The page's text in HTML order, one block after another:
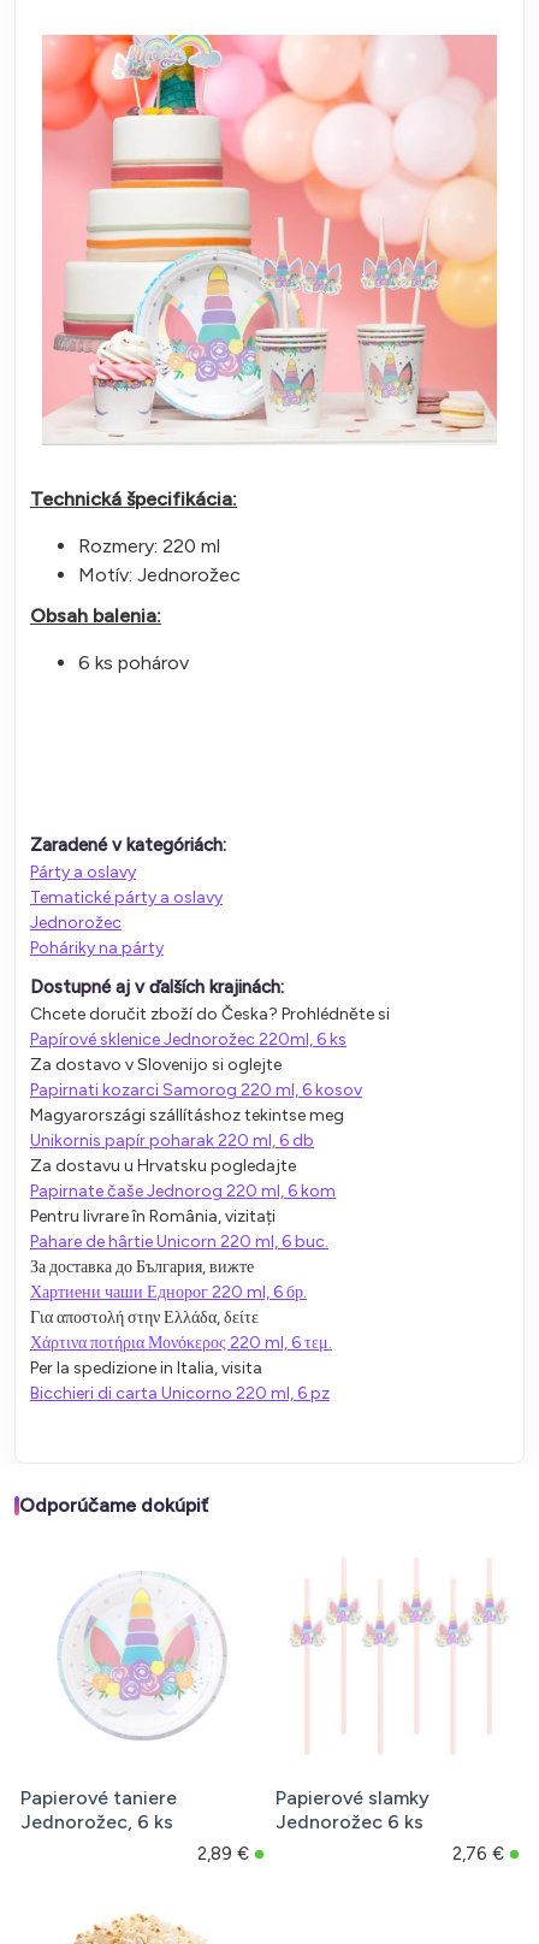
Technická špecifikácia:
Rozmery: 220 ml
Motív: Jednorožec
Obsah balenia:
6 ks pohárov
Zaradené v kategóriách:
Párty a oslavy
Tematické párty a oslavy
Jednorožec
Poháriky na párty
Dostupné aj v ďalších krajinách:
Chcete doručit zboží do Česka? Prohlédněte si
Papírové sklenice Jednorožec 220ml, 6 ks
Za dostavo v Slovenijo si oglejte
Papirnati kozarci Samorog 220 ml, 6 kosov
Magyarországi szállításhoz tekintse meg
Unikornis papír poharak 220 ml, 6 db
Za dostavu u Hrvatsku pogledajte
Papirnate čaše Jednorog 220 ml, 6 kom
Pentru livrare în România, vizitați
Pahare de hârtie Unicorn 220 ml, 6 buc.
За доставка до България, вижте
Хартиени чаши Еднорог 220 ml, 6 бр.
Για αποστολή στην Ελλάδα, δείτε
Χάρτινα ποτήρια Μονόκερος 220 ml, 6 τεμ.
Per la spedizione in Italia, visita
Bicchieri di carta Unicorno 220 ml, 6 pz
Odporúčame dokúpiť
Papierové taniere
Jednorožec, 6 ks
2,89 €
Papierové slamky
Jednorožec 6 ks
2,76 €